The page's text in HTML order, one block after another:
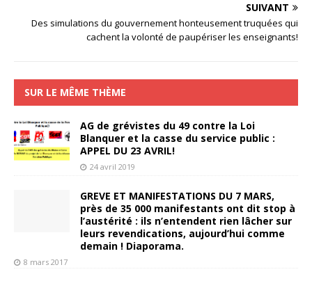
SUIVANT
Des simulations du gouvernement honteusement truquées qui
cachent la volonté de paupériser les enseignants!
SUR LE MÊME THÈME
AG de grévistes du 49 contre la Loi
Blanquer et la casse du service public :
APPEL DU 23 AVRIL!
24 avril 2019
GREVE ET MANIFESTATIONS DU 7 MARS,
près de 35 000 manifestants ont dit stop à
l’austérité : ils n’entendent rien lâcher sur
leurs revendications, aujourd’hui comme
demain ! Diaporama.
8 mars 2017